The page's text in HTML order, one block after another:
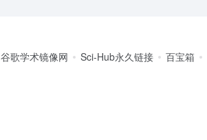
谷歌学术镜像网 Sci-Hub永久链接 百宝箱